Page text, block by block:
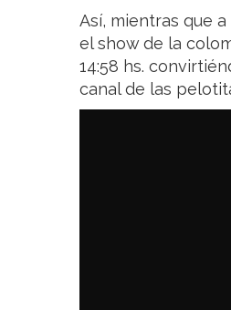
Así, mientras que
el show de la
14:58 hs.
canal de las